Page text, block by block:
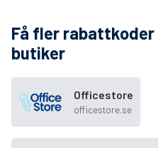
Få fler
butiker
Officestore
officestore.se